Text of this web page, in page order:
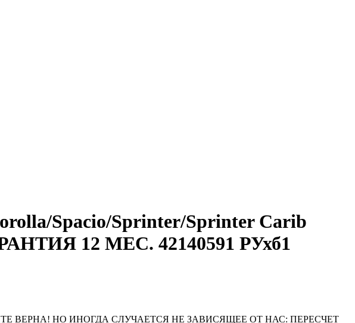
Spacio/Sprinter/Sprinter Carib
12 МЕС. 42140591 РУхб1
ВЕРНА! НО ИНОГДА СЛУЧАЕТСЯ НЕ ЗАВИСЯЩЕЕ ОТ НАС: ПЕРЕСЧЕТ